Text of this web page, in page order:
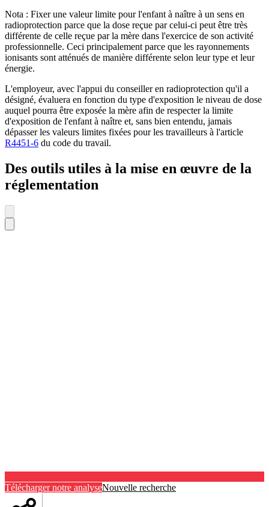
Nota : Fixer une valeur limite pour l'enfant à naître à un sens en
radioprotection parce que la dose reçue par celui-ci peut être très
différente de celle reçue par la mère dans l'exercice de son activité
professionnelle. Ceci principalement parce que les rayonnements
ionisants sont atténués de manière différente selon leur type et leur
énergie.
L'employeur, avec l'appui du conseiller en radioprotection qu'il a
désigné, évaluera en fonction du type d'exposition le niveau de dose
auquel pourra être exposée la mère afin de respecter la limite
d'exposition de l'enfant à naître et, sans bien entendu, jamais
dépasser les valeurs limites fixées pour les travailleurs à l'article
R4451-6 du code du travail.
Des outils utiles à la mise en œuvre de la
réglementation
Télécharger notre analyseNouvelle recherche